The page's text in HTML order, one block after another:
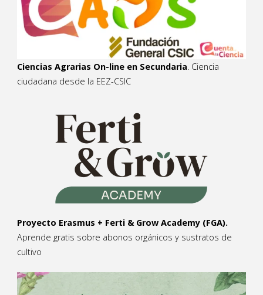
Ciencias Agrarias On-line en Secundaria . Ciencia
ciudadana desde la EEZ-CSIC
Proyecto Erasmus + Ferti & Grow Academy (FGA).
Aprende gratis sobre abonos orgánicos y sustratos de
cultivo